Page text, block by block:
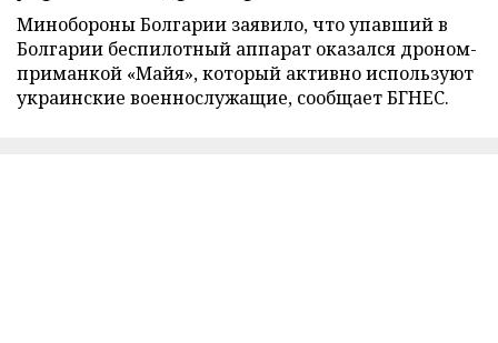
Минобороны Болгарии заявило, что упавший в
Болгарии беспилотный аппарат оказался дроном-
приманкой «Майя», который активно используют
украинские военнослужащие, сообщает БГНЕС.